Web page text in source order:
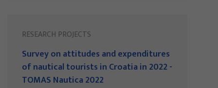
RESEARCH PROJECTS
Survey on attitudes and expenditures
of nautical tourists in Croatia in 2022 -
TOMAS Nautica 2022